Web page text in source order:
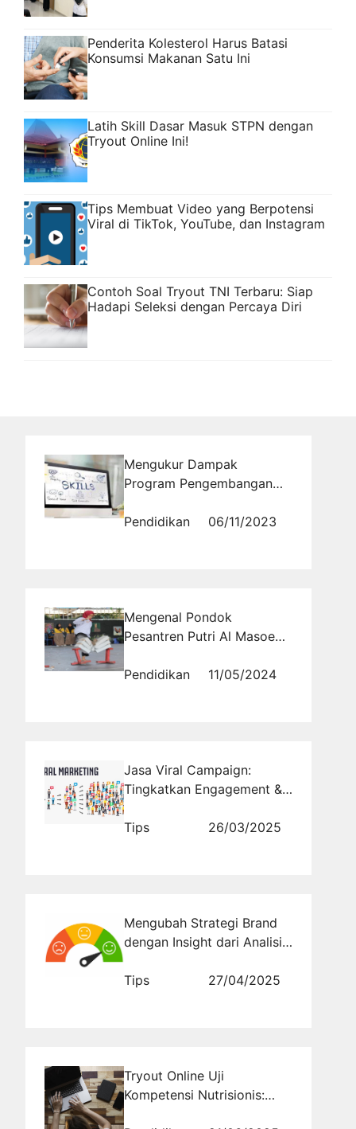
Penderita Kolesterol Harus Batasi
Konsumsi Makanan Satu Ini
Latih Skill Dasar Masuk STPN dengan
Tryout Online Ini!
Tips Membuat Video yang Berpotensi
Viral di TikTok, YouTube, dan Instagram
Contoh Soal Tryout TNI Terbaru: Siap
Hadapi Seleksi dengan Percaya Diri
Mengukur Dampak
Program Pengembangan
Kesuksesan Karier
Pendidikan 06/11/2023
Mengenal Pondok
Pesantren Putri Al Masoem
Pendidikan
11/05/2024
Jasa Viral Campaign:
Tingkatkan Engagement &
Tips
26/03/2025
Mengubah Strategi Brand
dengan Insight dari Analisis
Tips
27/04/2025
Tryout Online Uji
Kompetensi Nutrisionis: